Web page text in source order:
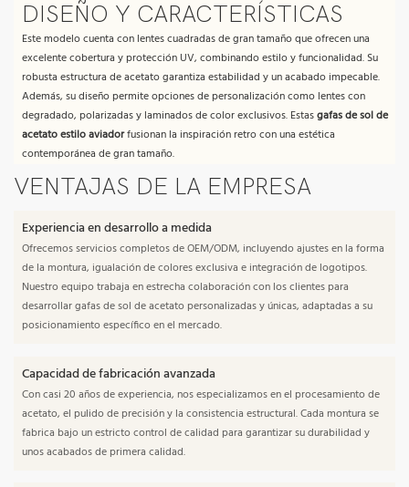
DISEÑO Y CARACTERÍSTICAS
Este modelo cuenta con lentes cuadradas de gran tamaño que ofrecen una
excelente cobertura y protección UV, combinando estilo y funcionalidad. Su
robusta estructura de acetato garantiza estabilidad y un acabado impecable.
Además, su diseño permite opciones de personalización como lentes con
degradado, polarizadas y laminados de color exclusivos. Estasgafas de sol de
acetato estilo aviadorfusionan la inspiración retro con una estética
contemporánea de gran tamaño.
VENTAJAS DE LA EMPRESA
Experiencia en desarrollo a medida
Ofrecemos servicios completos de OEM/ODM, incluyendo ajustes en la forma
de la montura, igualación de colores exclusiva e integración de logotipos.
Nuestro equipo trabaja en estrecha colaboración con los clientes para
desarrollar gafas de sol de acetato personalizadas y únicas, adaptadas a su
posicionamiento específico en el mercado.
Capacidad de fabricación avanzada
Con casi 20 años de experiencia, nos especializamos en el procesamiento de
acetato, el pulido de precisión y la consistencia estructural. Cada montura se
fabrica bajo un estricto control de calidad para garantizar su durabilidad y
unos acabados de primera calidad.